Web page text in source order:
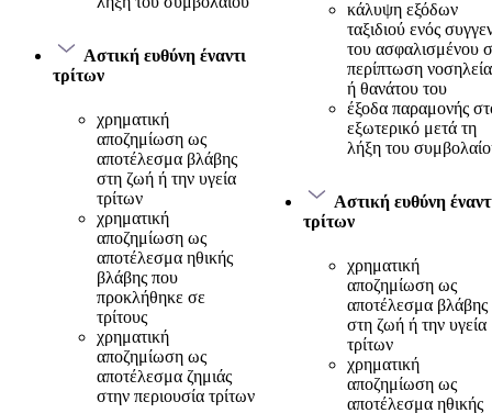
Αστική ευθύνη έναντι
τρίτων
χρηματική
αποζημίωση ως
αποτέλεσμα βλάβης
στη ζωή ή την υγεία
τρίτων
χρηματική
αποζημίωση ως
αποτέλεσμα ηθικής
βλάβης που
προκλήθηκε σε
τρίτους
χρηματική
αποζημίωση ως
αποτέλεσμα ζημιάς
στην περιουσία τρίτων
κάλυψη εξόδων
ταξιδιού ενός
του ασφαλισμένου
περίπτωση
ή θανάτου του
έξοδα παραμονής
εξωτερικό μετά τη
λήξη του
Αστική ευθύνη
τρίτων
χρηματική
αποζημίωση ως
αποτέλεσμα βλάβης
στη ζωή ή την υγεία
τρίτων
χρηματική
αποζημίωση ως
αποτέλεσμα ηθικής